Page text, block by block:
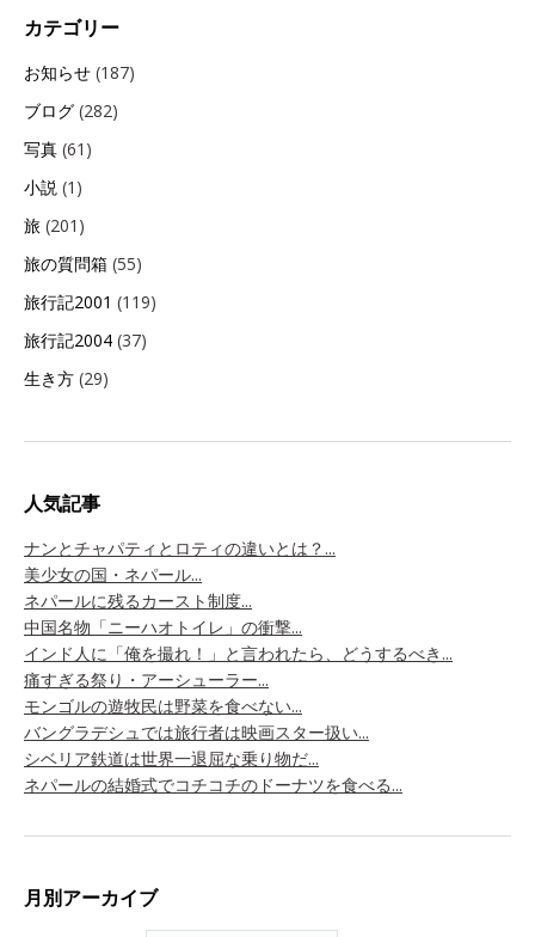
カテゴリー
お知らせ (187)
ブログ (282)
写真 (61)
小説 (1)
旅 (201)
旅の質問箱 (55)
旅行記2001 (119)
旅行記2004 (37)
生き方 (29)
人気記事
ナンとチャパティとロティの違いとは？...
美少女の国・ネパール...
ネパールに残るカースト制度...
中国名物「ニーハオトイレ」の衝撃...
インド人に「俺を撮れ！」と言われたら、どうするべき...
痛すぎる祭り・アーシューラー...
モンゴルの遊牧民は野菜を食べない...
バングラデシュでは旅行者は映画スター扱い...
シベリア鉄道は世界一退屈な乗り物だ...
ネパールの結婚式でコチコチのドーナツを食べる...
月別アーカイブ